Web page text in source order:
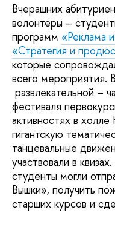
Вчерашних
волонтеры –
программ «Реклама
«Стратегия и
которые
всего мероприятия.
развлекательной –
фестиваля
активностях в холле
гигантскую
танцевальные
участвовали в
студенты могли
Вышки», получить
старших курсов и